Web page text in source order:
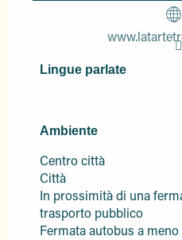
Lingue parlate
Lingue parlate
Ambiente
Ambiente
Centro città
Città
In prossimità di una
trasporto pubblico
Fermata autobus a